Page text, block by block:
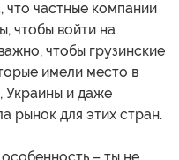
что частные компании
чтобы войти на
чтобы грузинские
имели место в
Украины и даже
рынок для этих стран.